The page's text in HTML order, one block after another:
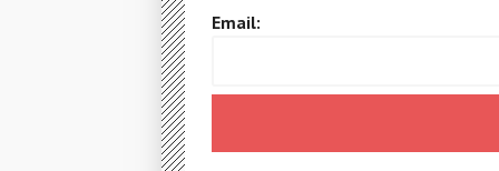
Email: